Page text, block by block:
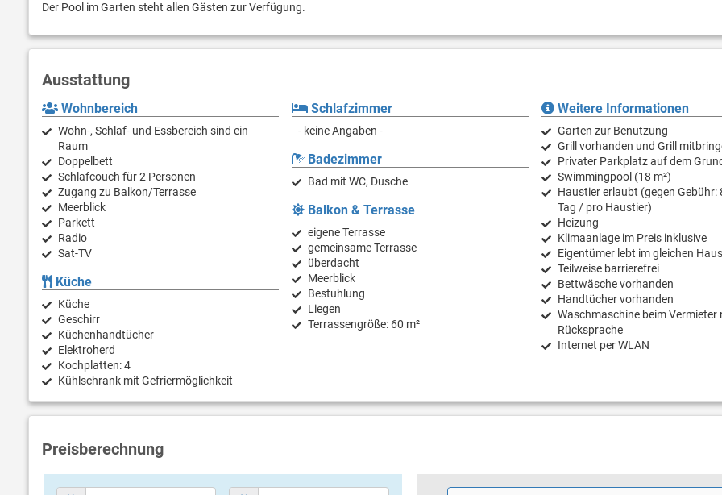
Der Pool im Garten steht allen Gästen zur Verfügung.
Ausstattung
Wohnbereich
Wohn-, Schlaf- und Essbereich sind ein
Raum
Doppelbett
Schlafcouch für 2 Personen
Zugang zu Balkon/Terrasse
Meerblick
Parkett
Radio
Sat-TV
Küche
Küche
Geschirr
Küchenhandtücher
Elektroherd
Kochplatten: 4
Kühlschrank mit Gefriermöglichkeit
Schlafzimmer
- keine Angaben -
Badezimmer
Bad mit WC, Dusche
Balkon & Terrasse
eigene Terrasse
gemeinsame Terrasse
überdacht
Meerblick
Bestuhlung
Liegen
Terrassengröße: 60 m²
Weitere Informationen
Garten zur Benutzung
Grill vorhanden und Grill
Privater Parkplatz auf dem
Swimmingpool (18 m²)
Haustier erlaubt (gegen Gebühr:
Tag / pro Haustier)
Heizung
Klimaanlage im Preis inklusive
Eigentümer lebt im gleichen Haus
Teilweise barrierefrei
Bettwäsche vorhanden
Handtücher vorhanden
Waschmaschine beim Vermieter
Rücksprache
Internet per WLAN
Preisberechnung